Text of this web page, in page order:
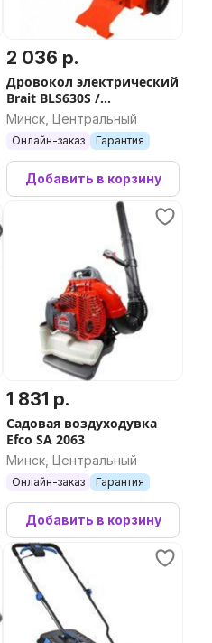
2 036 р.
Дровокол электрический
Brait BLS630S /
pm01988385461
Минск, Центральный
Онлайн-заказ Гарантия
Добавить в корзину
1 831 р.
Садовая воздуходувка
Efco SA 2063
Минск, Центральный
Онлайн-заказ Гарантия
Добавить в корзину